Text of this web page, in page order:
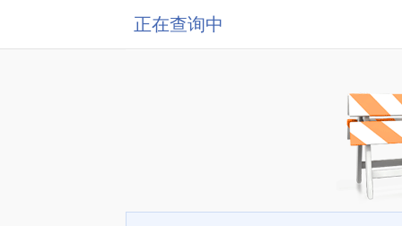
正在查询中